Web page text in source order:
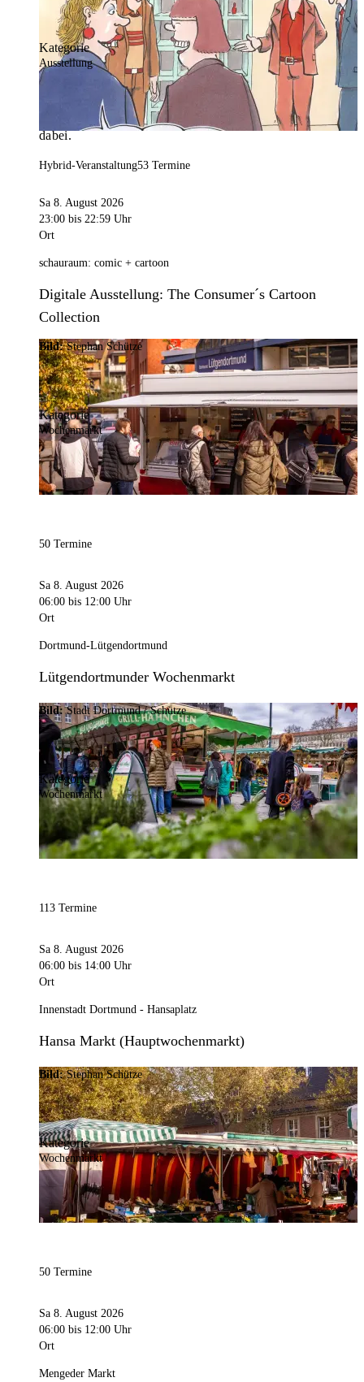
Region
Mit weit über 4.000 Terminen ist der
Veranstaltungskalender der Stadt Dortmund der
umfangreichste der Region. Hier ist für alle was
dabei.
Kategorie
Ausstellung
Hybrid-Veranstaltung53 Termine
Sa 8. August 2026
23:00 bis 22:59 Uhr
Ort
schauraum: comic + cartoon
Digitale Ausstellung: The Consumer´s Cartoon
Collection
Bild:Stephan Schütze
Kategorie
Wochenmarkt
50 Termine
Sa 8. August 2026
06:00 bis 12:00 Uhr
Ort
Dortmund-Lütgendortmund
Lütgendortmunder Wochenmarkt
Bild:Stadt Dortmund / Schütze
Kategorie
Wochenmarkt
113 Termine
Sa 8. August 2026
06:00 bis 14:00 Uhr
Ort
Innenstadt Dortmund - Hansaplatz
Hansa Markt (Hauptwochenmarkt)
Bild:Stephan Schütze
Kategorie
Wochenmarkt
50 Termine
Sa 8. August 2026
06:00 bis 12:00 Uhr
Ort
Mengeder Markt